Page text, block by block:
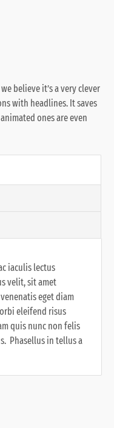
believe it’s a very clever
with headlines. It saves
ones are even
iaculis lectus
velit, sit amet
eget diam
eleifend risus
quis nunc non felis
Phasellus in tellus a